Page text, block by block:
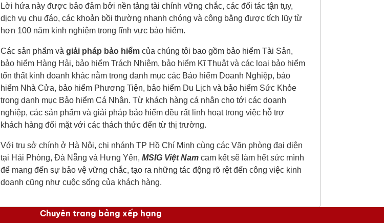
Lời hứa này được bảo đảm bởi nền tảng tài chính vững chắc, các đối tác tận tụy,
dịch vụ chu đáo, các khoản bồi thường nhanh chóng và công bằng được tích lũy từ
hơn 100 năm kinh nghiệm trong lĩnh vực bảo hiểm.
Các sản phẩm vàgiải pháp bảo hiểm của chúng tôi bao gồm bảo hiểm Tài Sản,
bảo hiểm Hàng Hải, bảo hiểm Trách Nhiệm, bảo hiểm Kĩ Thuật và các loại bảo hiểm
tổn thất kinh doanh khác nằm trong danh mục các Bảo hiểm Doanh Nghiệp, bảo
hiểm Nhà Cửa, bảo hiểm Phương Tiện, bảo hiểm Du Lịch và bảo hiểm Sức Khỏe
trong danh mục Bảo hiểm Cá Nhân. Từ khách hàng cá nhân cho tới các doanh
nghiệp, các sản phẩm và giải pháp bảo hiểm đều rất linh hoạt trong việc hỗ trợ
khách hàng đối mặt với các thách thức đến từ thị trường.
Với trụ sở chính ở Hà Nội, chi nhánh TP Hồ Chí Minh cùng các Văn phòng đại diện
tại Hải Phòng, Đà Nẵng và Hưng Yên,MSIG Việt Nam cam kết sẽ làm hết sức mình
để mang đến sự bảo vệ vững chắc, tạo ra những tác động rõ rệt đến công việc kinh
doanh cũng như cuộc sống của khách hàng.
Chuyên trang bảng xếp hạng